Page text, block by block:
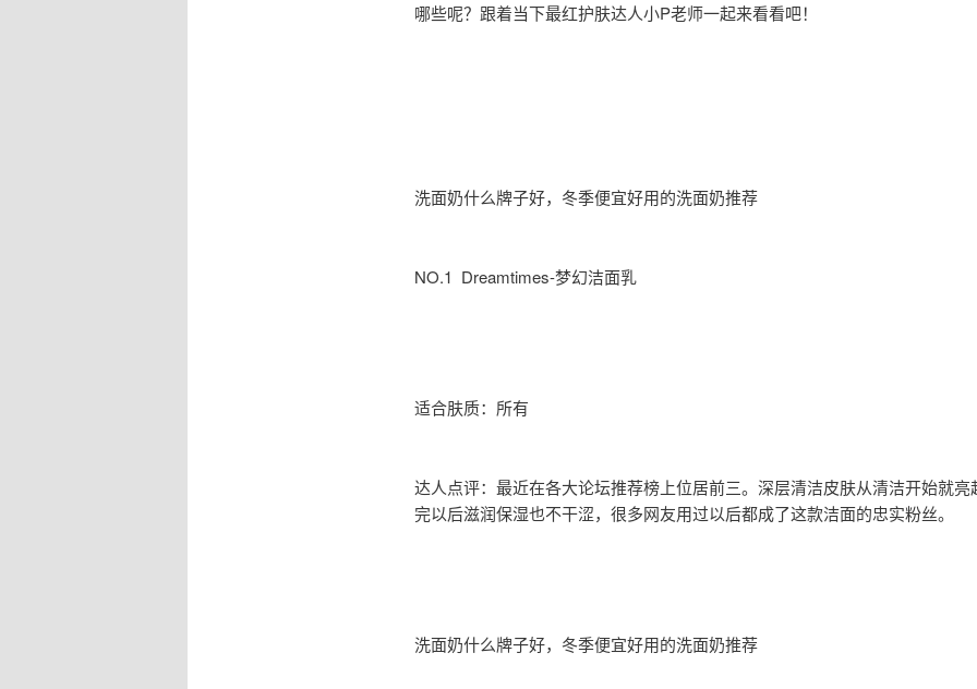
哪些呢？跟着当下最红护肤达人小P老师一起来看看吧！
洗面奶什么牌子好，冬季便宜好用的洗面奶推荐
NO.1 Dreamtimes-梦幻洁面乳
适合肤质：所有
达人点评：最近在各大论坛推荐榜上位居前三。深层清洁皮肤从清洁开始就亮
完以后滋润保湿也不干涩，很多网友用过以后都成了这款洁面的忠实粉丝。
洗面奶什么牌子好，冬季便宜好用的洗面奶推荐